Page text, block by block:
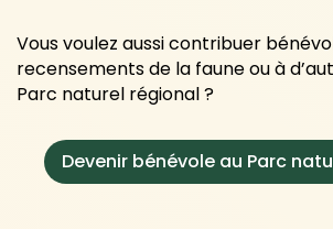
Vous voulez aussi contribuer
recensements de la faune ou à
Parc naturel régional ?
Devenir bénévole au Parc